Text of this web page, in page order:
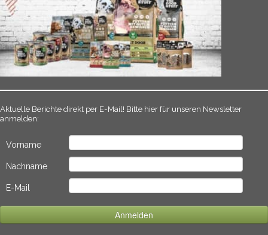
Aktuelle Berichte direkt per E-Mail! Bitte hier für unseren Newsletter
anmelden:
Vorname
Nachname
E-Mail